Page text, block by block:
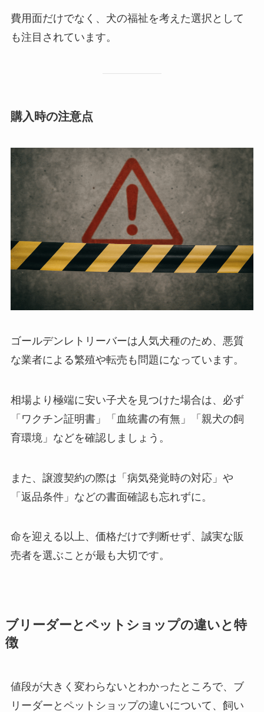
費用面だけでなく、犬の福祉を考えた選択として
も注目されています。
購入時の注意点
ゴールデンレトリーバーは人気犬種のため、悪質
な業者による繁殖や転売も問題になっています。
相場より極端に安い子犬を見つけた場合は、必ず
「ワクチン証明書」「血統書の有無」「親犬の飼
育環境」などを確認しましょう。
また、譲渡契約の際は「病気発覚時の対応」や
「返品条件」などの書面確認も忘れずに。
命を迎える以上、価格だけで判断せず、誠実な販
売者を選ぶことが最も大切です。
ブリーダーとペットショップの違いと特
徴
値段が大きく変わらないとわかったところで、ブ
リーダーとペットショップの違いについて、飼い